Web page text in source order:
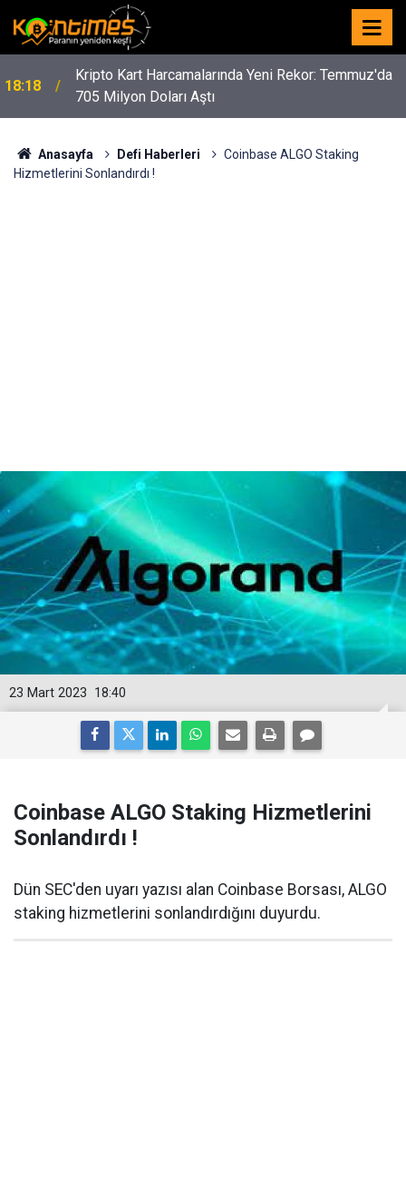
18:18
Kripto Kart Harcamalarında Yeni Rekor: Temmuz'da
705 Milyon Doları Aştı
Anasayfa Defi Haberleri
Coinbase ALGO Staking
Hizmetlerini Sonlandırdı !
18:40
23 Mart 2023
Coinbase ALGO Staking Hizmetlerini
Sonlandırdı !
Dün SEC'den uyarı yazısı alan Coinbase Borsası, ALGO
staking hizmetlerini sonlandırdığını duyurdu.